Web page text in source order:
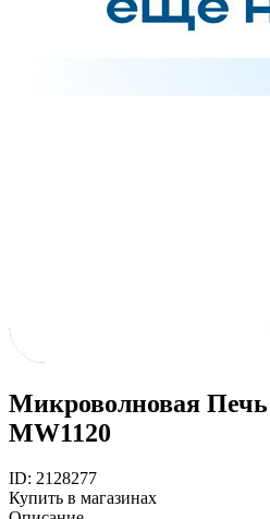
Микроволновая
MW1120
ID: 2128277
Купить в магазинах